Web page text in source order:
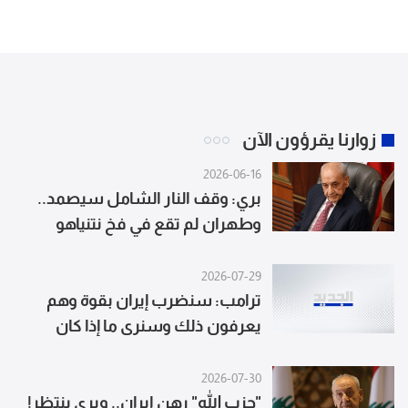
زوارنا يقرؤون الآن
2026-06-16
بري: وقف النار الشامل سيصمد..
وطهران لم تقع في فخ نتنياهو
2026-07-29
ترامب: سنضرب إيران بقوة وهم
يعرفون ذلك وسنرى ما إذا كان
2026-07-30
"حزب الله" رهن ايران.. وبري ينتظر!